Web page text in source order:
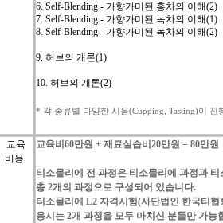
6. Self-Blending - 가향가미된 홍차의 이해(2)
7. Self-Blending - 가향가미된 녹차의 이해(1)
8. Self-Blending - 가향가미된 녹차의 이해(2)
9.허브의 개론(1)
10.허브의 개론(2)
* 각 종류별 다양한 시음(Cupping, Tasting)이 진
교육
비용
교육비60만원 +재료실습비20만원 = 80만원
티소믈리에 전 과정은 티소믈리에 과정과 티
총 2개의 과정으로 구성되어 있습니다.
티소믈리에 L2 자격시험(사단법인 한국티협
응시는 2개 과정을 모두 마치신 분들만 가능